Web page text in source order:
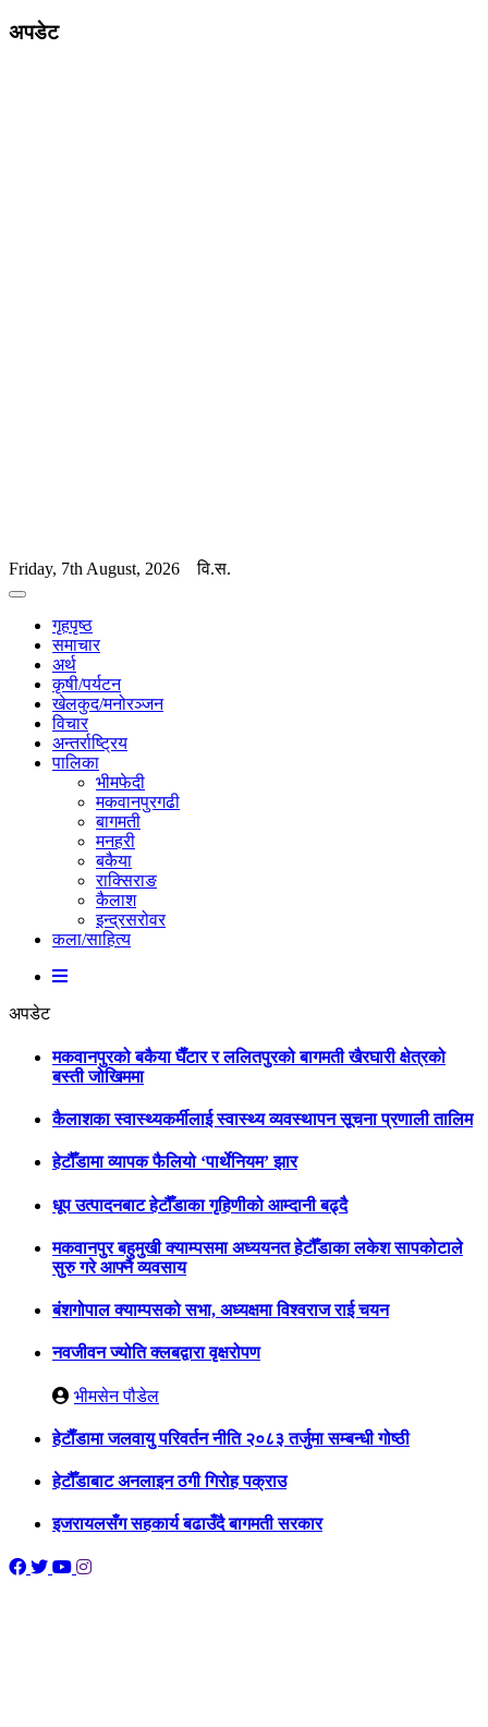
अपडेट
Friday, 7th August, 2026 वि.स.
गृहपृष्ठ
समाचार
अर्थ
कृषी/पर्यटन
खेलकुद/मनोरञ्जन
विचार
अन्तर्राष्ट्रिय
पालिका
भीमफेदी
मकवानपुरगढी
बागमती
मनहरी
बकैया
राक्सिराङ
कैलाश
इन्द्रसरोवर
कला/साहित्य
अपडेट
मकवानपुरको बकैया घैँटार र ललितपुरको बागमती खैरघारी क्षेत्रको
बस्ती जोखिममा
कैलाशका स्वास्थ्यकर्मीलाई स्वास्थ्य व्यवस्थापन सूचना प्रणाली तालिम
हेटौँडामा व्यापक फैलियो ‘पार्थेनियम’ झार
धूप उत्पादनबाट हेटौँडाका गृहिणीको आम्दानी बढ्दै
मकवानपुर बहुमुखी क्याम्पसमा अध्ययनत हेटौँडाका लकेश सापकोटाले
सुरु गरे आफ्नै व्यवसाय
बंशगोपाल क्याम्पसको सभा, अध्यक्षमा विश्वराज राई चयन
नवजीवन ज्योति क्लबद्वारा वृक्षरोपण
भीमसेन पौडेल
हेटाैँडामा जलवायु परिवर्तन नीति २०८३ तर्जुमा सम्बन्धी गोष्ठी
हेटौँडाबाट अनलाइन ठगी गिरोह पक्राउ
इजरायलसँग सहकार्य बढाउँदै बागमती सरकार